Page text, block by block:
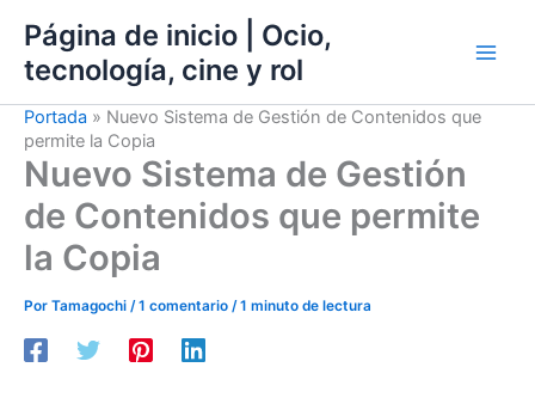
contenido
Página de inicio | Ocio,
tecnología, cine y rol
Portada » Nuevo Sistema de Gestión de Contenidos que
permite la Copia
Nuevo Sistema de Gestión
de Contenidos que permite
la Copia
Por Tamagochi /1 comentario /1 minuto de lectura